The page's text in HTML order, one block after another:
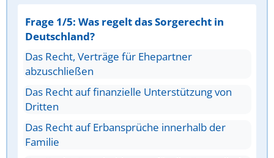
Frage 1/5: Was regelt das Sorgerecht in
Deutschland?
Das Recht, Verträge für Ehepartner
abzuschließen
Das Recht auf finanzielle Unterstützung von
Dritten
Das Recht auf Erbansprüche innerhalb der
Familie